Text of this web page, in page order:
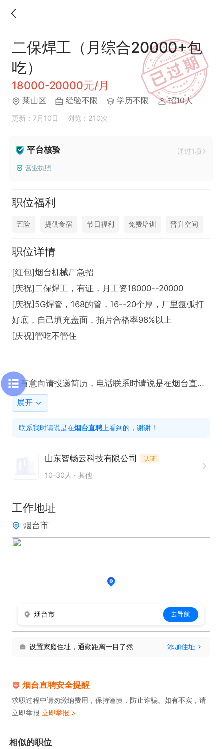
二保焊工（月综合20000+包
吃）
18000-20000元/月
莱山区 经验不限 学历不限 招10人
更新：7月10日 浏览：210次
平台核验 通过1项
营业执照
职位福利
五险 提供食宿 节日福利 免费培训 晋升空间
职位详情
[红包]烟台机械厂急招
[庆祝]二保焊工，有证，月工资18000--20000
[庆祝]5G焊管，168的管，16--20个厚，厂里氩弧打
好底，自己填充盖面，拍片合格率98%以上
[庆祝]管吃不管住
如有意向请投递简历，电话联系时请说是在烟台直聘
上看到的！！！
展开
联系我时请说是在烟台直聘 上看到的，谢谢！
山东智畅云科技有限公司 认证
10-30人 其他
工作地址
烟台市
烟台市 去导航
设置家庭住址，通勤距离一目了然 添加住址
烟台直聘安全提醒
求职过程中请勿缴纳费用，保持谨慎，防止诈骗。如有不实，请
立即举报 立即举报 >
相似的职位